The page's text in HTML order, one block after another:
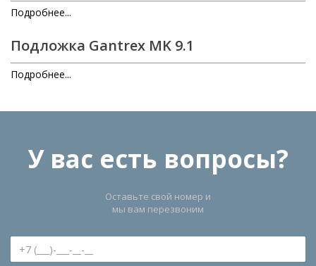
Подробнее...
Подложка Gantrex MK 9.1
Подробнее...
У вас есть вопросы?
Оставьте свой номер и
мы вам перезвоним